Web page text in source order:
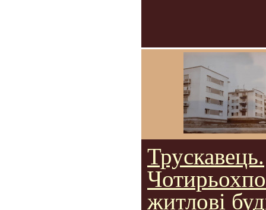
Трускавець.
житлові